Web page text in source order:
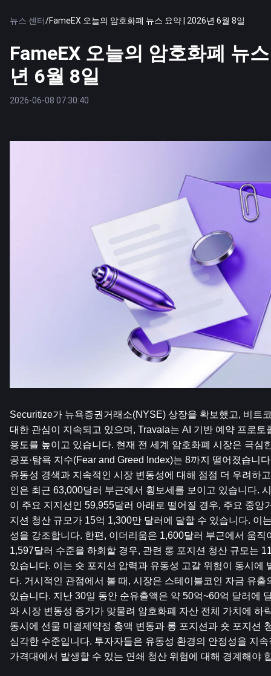
뉴스 센터/FameEX 오늘의 암호화폐 뉴스 요약 | 2026년 6월 8일
FameEX 오늘의 암호화폐 뉴
년 6월 8일
2026-06-08 07:30:40
Securitize가 뉴욕증권거래소(NYSE) 상장을 확보했고, 비트
대한 관심이 지속되고 있으며, Travala는 AI 기반 예약 프로토
용도를 높이고 있습니다. 현재 전 세계 암호화폐 시장은 극심
공포·탐욕 지수(Fear and Greed Index)는 8까지 떨어졌습니
유동성 경색과 지속적인 시장 변동성에 대해 점점 더 우려하
인은 최근 63,000달러 부근에서 횡보세를 보이고 있습니다.
이 주요 지지선인 59,955달러 아래로 떨어질 경우, 주요 중앙
지션 청산 규모가 15억 1,300만 달러에 달할 수 있습니다. 이
성을 강조합니다. 한편, 이더리움은 1,600달러 부근에서 움직
1,597달러 수준을 하회할 경우, 관련 롱 포지션 청산 규모는
있습니다. 이는 숏 포지션 압력과 유동성 고갈 위험이 동시에
다. 거시적인 관점에서 볼 때, 시장은 스테이블코인 자금 유출
있습니다. 지난 30일 동안 순유출액은 약 50억~60억 달러에
와 시장 변동성 증가가 맞물려 암호화폐 자산 전체 가치에 하
동시에 선물 미결제약정 총액 변동과 롱 포지션과 숏 포지션
심각한 수준입니다. 투자자들은 유동성 환경의 안정성을 지
가격대에서 발생할 수 있는 연쇄 청산 위험에 대해 경계해야